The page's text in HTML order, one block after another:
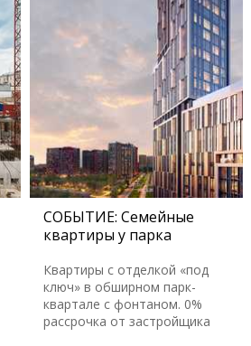
СОБЫТИЕ: Семейные
квартиры у парка
Квартиры с отделкой «под
ключ» в обширном парк-
квартале с фонтаном. 0%
рассрочка от застройщика